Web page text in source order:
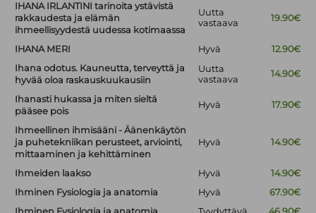
IHANA IRLANTINI tarinoita ystävistä
rakkaudesta ja elämän
ihmeellisyydestä uudessa kotimaassa
Uutta
vastaava
19.90€
IHANA MERI Hyvä
12.90€
Ihana odotus. Kauneutta, terveyttä ja
hyvää oloa raskauskuukausiin
Uutta
vastaava
14.90€
Ihanasti hukassa ja miten sieltä
pääsee pois
Hyvä 17.90€
Ihmeellinen ihmisääni - Äänenkäytön
ja puhetekniikan perusteet, arviointi,
mittaaminen ja kehittäminen
Hyvä 14.90€
Ihmeiden laakso Hyvä
14.90€
Ihminen Fysiologia ja anatomia
Hyvä
67.90€